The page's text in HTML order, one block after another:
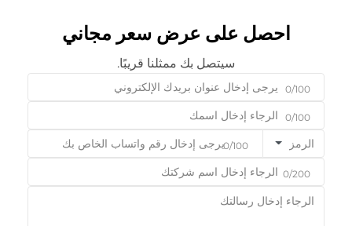
احصل على عرض سعر مجاني
سيتصل بك ممثلنا قريبًا.
0/100
0/100
الرمز 0/100
0/200